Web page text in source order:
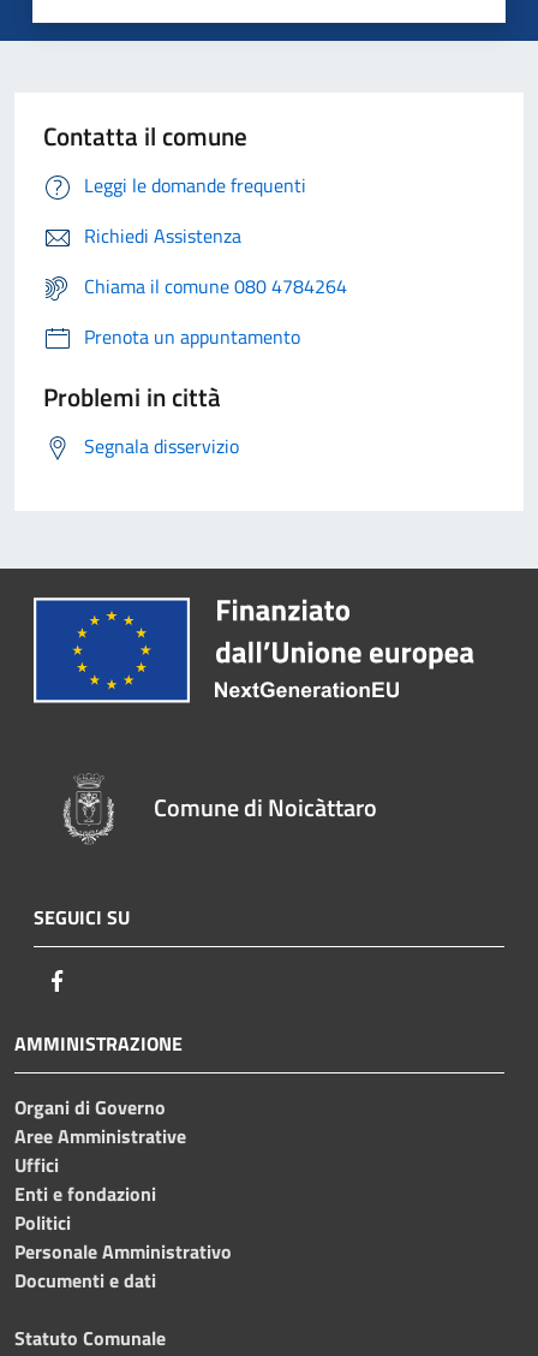
Contatta il comune
Leggi le domande frequenti
Richiedi Assistenza
Chiama il comune 080 4784264
Prenota un appuntamento
Problemi in città
Segnala disservizio
Comune di Noicàttaro
SEGUICI SU
AMMINISTRAZIONE
Organi di Governo
Aree Amministrative
Uffici
Enti e fondazioni
Politici
Personale Amministrativo
Documenti e dati
Statuto Comunale